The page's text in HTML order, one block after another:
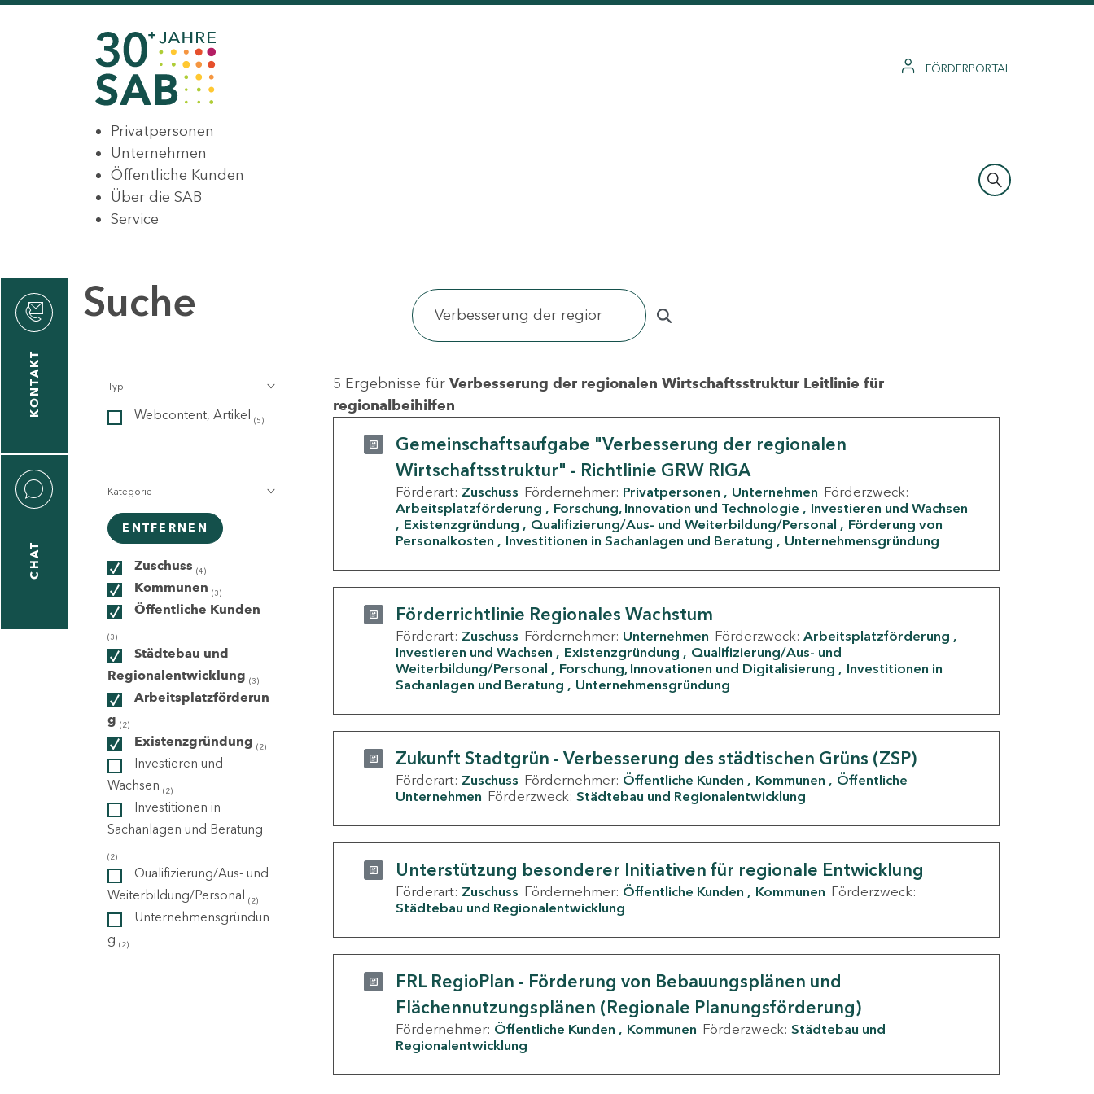
FÖRDERPORTAL
Privatpersonen
Unternehmen
Öffentliche Kunden
Über die SAB
Service
KONTAKT
CHAT
Suche
Typ
Webcontent, Artikel (5)
Kategorie
ENTFERNEN
Zuschuss (4)
Kommunen (3)
Öffentliche Kunden
(3)
Städtebau und
Regionalentwicklung (3)
Arbeitsplatzförderun
g (2)
Existenzgründung (2)
Investieren und
Wachsen (2)
Investitionen in
Sachanlagen und Beratung
(2)
Qualifizierung/Aus- und
Weiterbildung/Personal (2)
Unternehmensgründun
g (2)
5 Ergebnisse für Verbesserung der regionalen Wirtschaftsstruktur Leitlinie für
regionalbeihilfen
Gemeinschaftsaufgabe "Verbesserung der regionalen
Wirtschaftsstruktur" - Richtlinie GRW RIGA
Förderart: Zuschuss Fördernehmer: Privatpersonen Unternehmen Förderzweck:
Arbeitsplatzförderung
Forschung, Innovation und Technologie
Investieren und Wachsen
Existenzgründung
Qualifizierung/Aus- und Weiterbildung/Personal
Förderung von
Personalkosten
Investitionen in Sachanlagen und Beratung Unternehmensgründung
Förderrichtlinie Regionales Wachstum
Förderart: Zuschuss Fördernehmer: Unternehmen Förderzweck: Arbeitsplatzförderung
Investieren und Wachsen
Existenzgründung
Qualifizierung/Aus- und
Weiterbildung/Personal
Forschung, Innovationen und Digitalisierung
Investitionen in
Sachanlagen und Beratung
Unternehmensgründung
Zukunft Stadtgrün - Verbesserung des städtischen Grüns (ZSP)
Förderart: Zuschuss Fördernehmer: Öffentliche Kunden Kommunen
Öffentliche
Unternehmen Förderzweck: Städtebau und Regionalentwicklung
Unterstützung besonderer Initiativen für regionale Entwicklung
Förderart: Zuschuss Fördernehmer: Öffentliche Kunden Kommunen Förderzweck:
Städtebau und Regionalentwicklung
FRL RegioPlan - Förderung von Bebauungsplänen und
Flächennutzungsplänen (Regionale Planungsförderung)
Fördernehmer: Öffentliche Kunden Kommunen Förderzweck: Städtebau und
Regionalentwicklung